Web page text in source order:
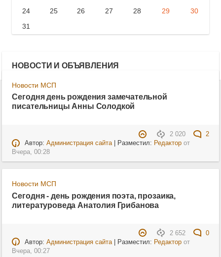
24
25 26 27 28 29
30
31
НОВОСТИ И ОБЪЯВЛЕНИЯ
Новости МСП
Сегодня день рождения замечательной
писательницы Анны Солодкой
2 020
2
Автор: Администрация сайта| Разместил: Редакторот
Вчера, 00:28
Новости МСП
Сегодня - день рождения поэта, прозаика,
литературоведа Анатолия Грибанова
2 652
0
Автор: Администрация сайта| Разместил: Редакторот
Вчера, 00:27